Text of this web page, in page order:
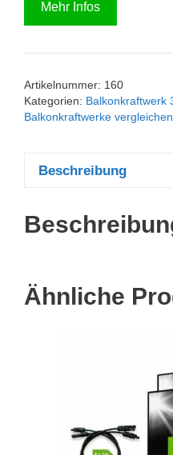
Mehr Infos
Artikelnummer: 160
Kategorien: Balkonkraftwerk
Balkonkraftwerke
Beschreibung
Ähnliche